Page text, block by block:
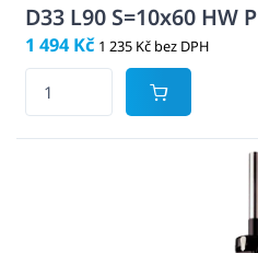
D33 L90 S=10x60 HW P
1 494 Kč 1 235 Kč bez DPH